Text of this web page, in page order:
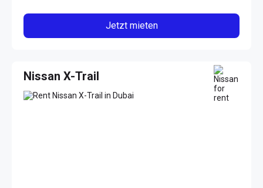
Jetzt mieten
Nissan X-Trail